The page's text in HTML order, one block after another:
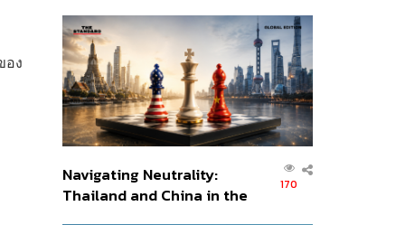
อง
ส่วนยุทธศาสตร์ไทย –
อินโดนีเซีย
Navigating Neutrality:
Thailand and China in the
170